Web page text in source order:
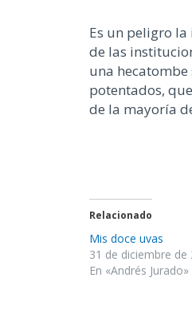
Es un peligro
de las
una
potentados,
de la mayoría
Relacionado
Mis doce uvas
31 de diciembre de
En «Andrés Jurado»